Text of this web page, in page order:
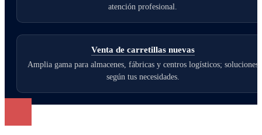
atención profesional.
Venta de carretillas nuevas
Amplia gama para almacenes, fábricas y centros logísticos; soluciones
según tus necesidades.